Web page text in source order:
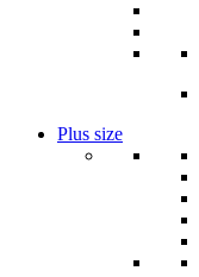
Plus size